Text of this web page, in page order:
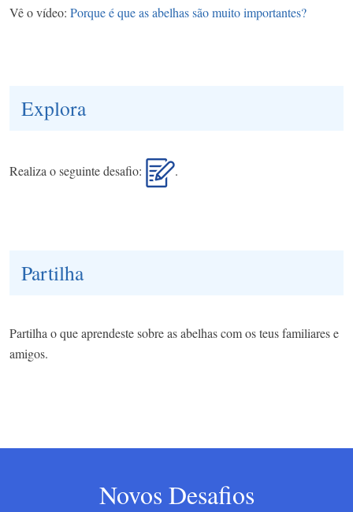
Vê o vídeo: Porque é que as abelhas são muito importantes?
Explora
Realiza o seguinte desafio: .
Partilha
Partilha o que aprendeste sobre as abelhas com os teus familiares e
amigos.
Novos Desafios